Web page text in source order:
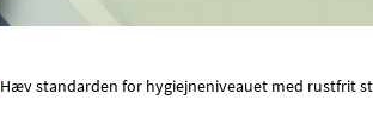
Hæv standarden for hygiejneniveauet med rustfrit